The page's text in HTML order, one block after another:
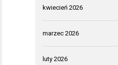
kwiecień 2026
marzec 2026
luty 2026